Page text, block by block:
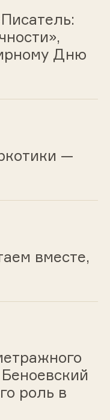
Дню
—
вместе,
роль в